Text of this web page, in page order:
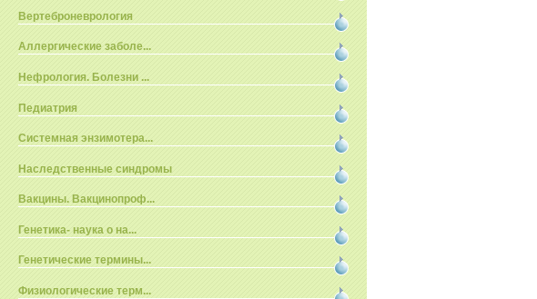
Вертеброневрология
Аллергические заболе...
Нефрология. Болезни ...
Педиатрия
Системная энзимотера...
Наследственные синдромы
Вакцины. Вакцинопроф...
Генетика- наука о на...
Генетические термины...
Физиологические терм...